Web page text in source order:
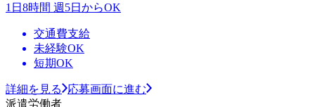
1日8時間 週5日からOK
交通費支給
未経験OK
短期OK
詳細を見る
応募画面に進む
派遣労働者